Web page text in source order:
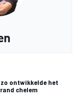
ontwikkelde het
chelem